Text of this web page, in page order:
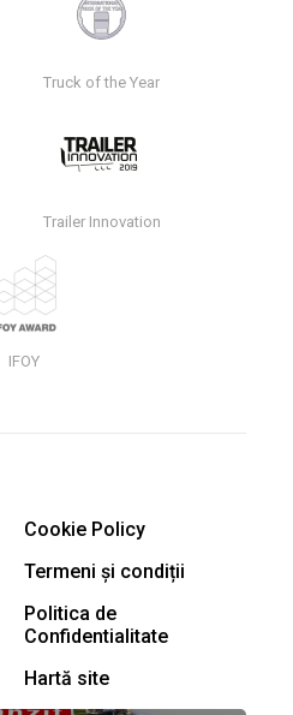
Truck of the Year
Trailer Innovation
IFOY
Cookie Policy
Termeni și condiții
Politica de
Confidentialitate
Hartă site